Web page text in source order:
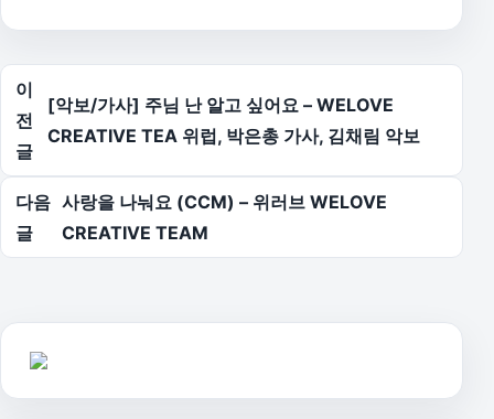
글 탐색
이
전
글
[악보/가사] 주님 난 알고 싶어요 – WELOVE
CREATIVE TEA 위럽, 박은총 가사, 김채림 악보
다음
글
사랑을 나눠요 (CCM) – 위러브 WELOVE
CREATIVE TEAM